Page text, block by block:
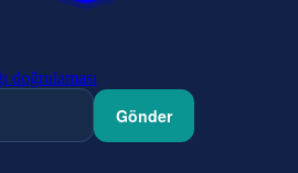
doğrulaması
Gönder